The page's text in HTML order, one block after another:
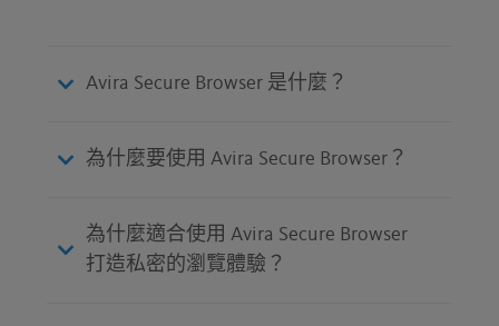
Avira Secure Browser 是什麼？
為什麼要使用 Avira Secure Browser？
為什麼適合使用 Avira Secure Browser
打造私密的瀏覽體驗？